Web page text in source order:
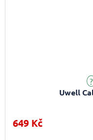
Uwell
Průměrné hodnocení
649 Kč